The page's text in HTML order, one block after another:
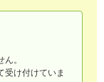
。
受け付けていま